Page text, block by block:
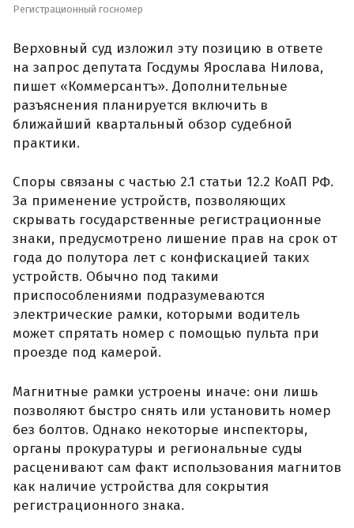
Регистрационный госномер
Верховный суд изложил эту позицию в ответе
на запрос депутата Госдумы Ярослава Нилова,
пишет «Коммерсантъ». Дополнительные
разъяснения планируется включить в
ближайший квартальный обзор судебной
практики.
Споры связаны с частью 2.1 статьи 12.2 КоАП РФ.
За применение устройств, позволяющих
скрывать государственные регистрационные
знаки, предусмотрено лишение прав на срок от
года до полутора лет с конфискацией таких
устройств. Обычно под такими
приспособлениями подразумеваются
электрические рамки, которыми водитель
может спрятать номер с помощью пульта при
проезде под камерой.
Магнитные рамки устроены иначе: они лишь
позволяют быстро снять или установить номер
без болтов. Однако некоторые инспекторы,
органы прокуратуры и региональные суды
расценивают сам факт использования магнитов
как наличие устройства для сокрытия
регистрационного знака.